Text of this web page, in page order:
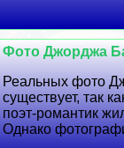
Фото Джорджа
Реальных фото
существует, так
поэт-романтик
Однако